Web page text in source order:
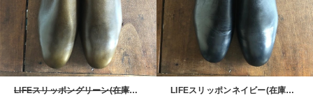
LIFEスリッポングリーン(在庫限り)
LIFEスリッポンネイビー(在庫限り)